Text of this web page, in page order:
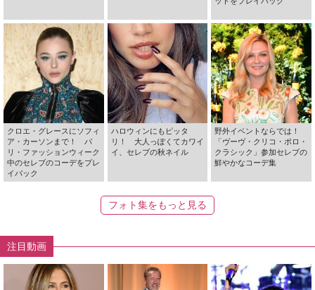
クロエ・グレースにソフィ
ア・カーソンまで！ パ
リ・ファッションウィーク
中のセレブのコーデをプレ
イバック
ハロウィンにもピッタ
リ！ 大人っぽくてカワイ
イ、セレブの秋ネイル
野外イベントならでは！
「ヴーヴ・クリコ・ポロ・
クラシック」参加セレブの
鮮やかなコーデ集
フォト集をもっと見る
注目動画